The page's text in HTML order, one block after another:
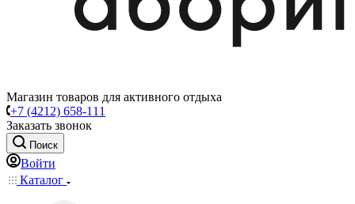
Магазин товаров для активного отдыха
+7 (4212) 658-111
Заказать звонок
Поиск
Войти
Каталог